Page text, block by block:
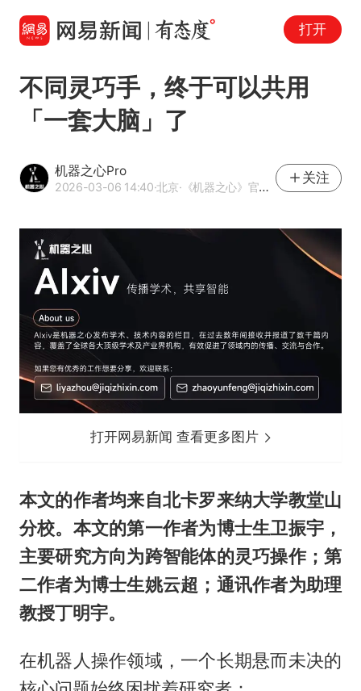
打开
不同灵巧手，终于可以共用
「一套大脑」了
机器之心Pro
2026-03-06 14:40·北京·《机器之心》官方网易号
关注
打开网易新闻 查看更多图片
本文的作者均来自北卡罗来纳大学教堂山
分校。本文的第一作者为博士生卫振宇，
主要研究方向为跨智能体的灵巧操作；第
二作者为博士生姚云超；通讯作者为助理
教授丁明宇。
在机器人操作领域，一个长期悬而未决的